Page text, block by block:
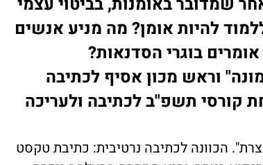
להיות אומן? מה מניע אנשים
בוגרי הסדנאות?
וראש מכון אסיף לכתיבה
קורסי תשפ"ב לכתיבה ולעריכה
הכוונה לכתיבה נרטיבית: כתיבת טקסט